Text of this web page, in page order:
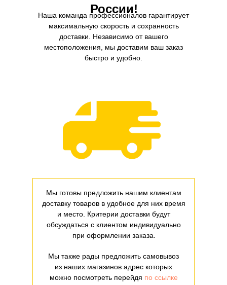
России!
Мы готовы предложить нашим клиентам
доставку товаров в удобное для них время
и место. Критерии доставки будут
обсуждаться с клиентом индивидуально
при оформлении заказа.
Мы также рады предложить самовывоз
из наших магазинов адрес которых
можно посмотреть перейдя по ссылке
Наша команда профессионалов гарантирует
максимальную скорость и сохранность
доставки. Независимо от вашего
местоположения, мы доставим ваш заказ
быстро и удобно.